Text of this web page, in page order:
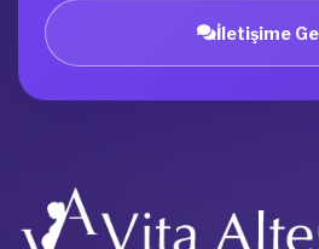
İletişime